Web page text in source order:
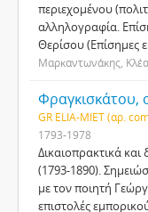
περιεχομένου
αλληλογραφία.
Θερίσου (Επίσημες
Μαρκαντωνάκης,
Φραγκισκάτου,
GR ELIA-MIET (αρ.
1793-1978
Δικαιοπρακτικά
(1793-1890).
με τον ποιητή
επιστολές